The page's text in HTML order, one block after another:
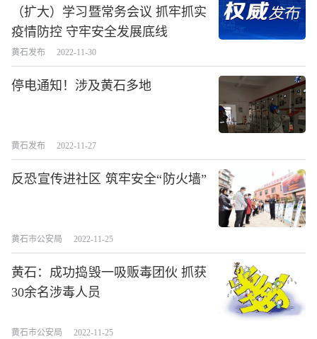
（扩大）学习暨常务会议 抓牢抓实
疫情防控 守牢安全发展底线
黄石发布 2022-11-30
停电通知！涉及黄石多地
黄石发布 2022-11-27
反恐宣传进社区 筑牢安全“防火墙”
黄石市公安局 2022-11-25
黄石：成功捣毁一吸贩毒团伙 抓获
30余名涉毒人员
黄石市公安局 2022-11-25